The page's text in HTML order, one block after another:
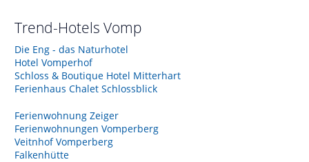
Trend-Hotels Vomp
Die Eng - das Naturhotel
Hotel Vomperhof
Schloss & Boutique Hotel Mitterhart
Ferienhaus Chalet Schlossblick
Ferienwohnung Zeiger
Ferienwohnungen Vomperberg
Veitnhof Vomperberg
Falkenhütte